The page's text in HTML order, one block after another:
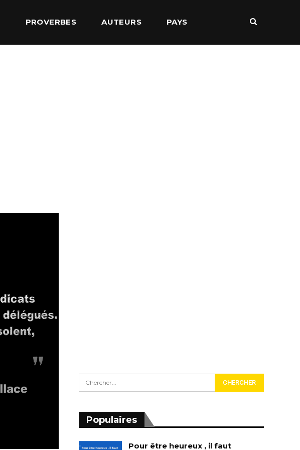
PROVERBES AUTEURS PAYS
Populaires
Pour être heureux , il faut